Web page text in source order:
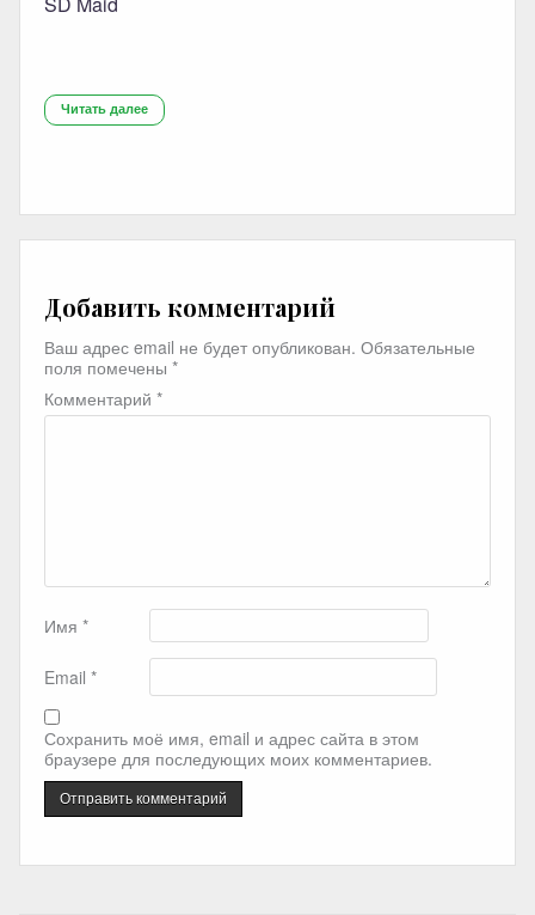
Читать далее
Добавить комментарий
Ваш адрес email не будет опубликован. Обязательные
поля помечены *
Комментарий *
Имя *
Email *
Сохранить моё имя, email и адрес сайта в этом
браузере для последующих моих комментариев.